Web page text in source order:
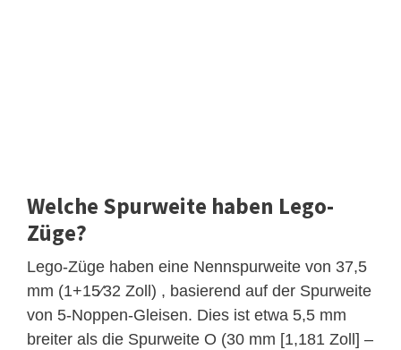
Welche Spurweite haben Lego-
Züge?
Lego-Züge haben eine Nennspurweite von 37,5
mm (1+15⁄32 Zoll) , basierend auf der Spurweite
von 5-Noppen-Gleisen. Dies ist etwa 5,5 mm
breiter als die Spurweite O (30 mm [1,181 Zoll] –